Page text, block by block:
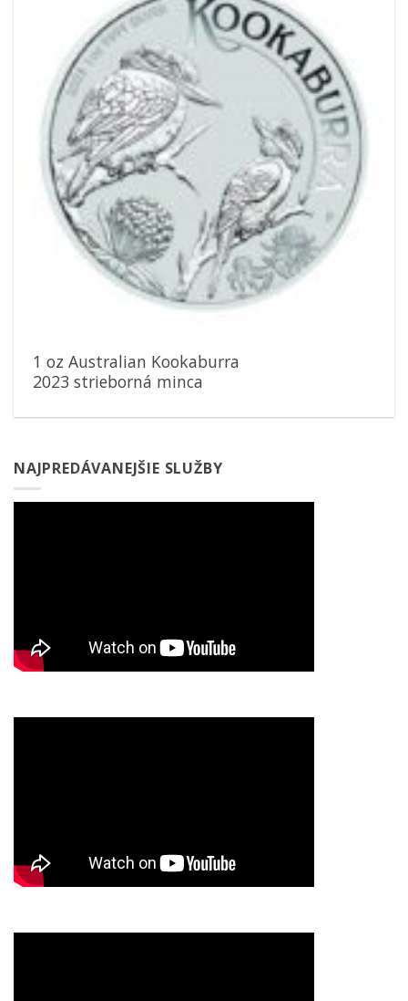
1 oz Australian Kookaburra
2023 strieborná minca
NAJPREDÁVANEJŠIE SLUŽBY